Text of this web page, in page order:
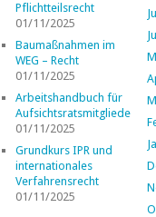
Pflichtteilsrecht
01/11/2025
Baumaßnahmen im
WEG – Recht
01/11/2025
Arbeitshandbuch für
Aufsichtsratsmitglieder
01/11/2025
Grundkurs IPR und
internationales
Verfahrensrecht
01/11/2025